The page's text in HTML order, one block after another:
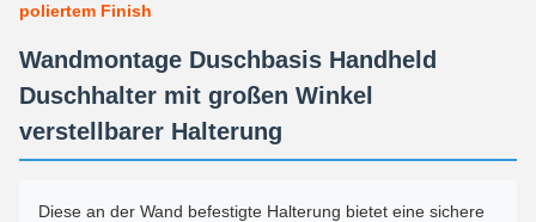
poliertem Finish
Wandmontage Duschbasis Handheld
Duschhalter mit großen Winkel
verstellbarer Halterung
Diese an der Wand befestigte Halterung bietet eine sichere